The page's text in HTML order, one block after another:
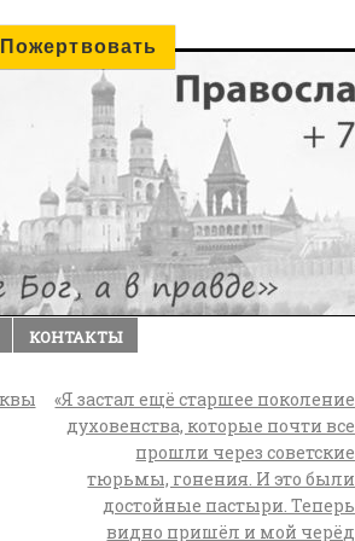
Пожертвовать
КОНТАКТЫ
«Я застал ещё старшее поколение
духовенства, которые почти все
прошли через советские
тюрьмы, гонения. И это были
достойные пастыри. Теперь
видно пришёл и мой черёд